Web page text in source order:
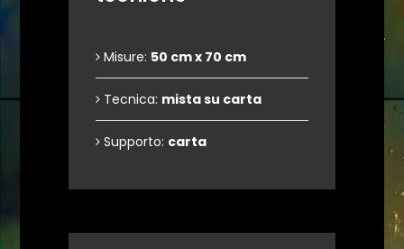
Misure: 50 cm x 70 cm
Tecnica: mista su carta
Supporto: carta